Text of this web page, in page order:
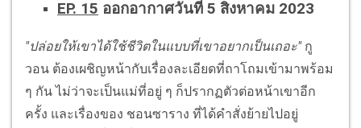
EP. 15 ออกอากาศวันที่ 5 สิงหาคม 2023
"ปล่อยให้เขาได้ใช้ชีวิตในแบบที่เขาอยากเป็นเถอะ"กู
วอน ต้องเผชิญหน้ากับเรื่องละเอียดที่ถาโถมเข้ามาพร้อม
ๆ กัน ไม่ว่าจะเป็นแม่ที่อยู่ ๆ ก็ปรากฏตัวต่อหน้าเขาอีก
ครั้ง และเรื่องของ ชอนซาราง ที่ได้คำสั่งย้ายไปอยู่